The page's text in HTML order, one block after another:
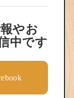
やお
中です